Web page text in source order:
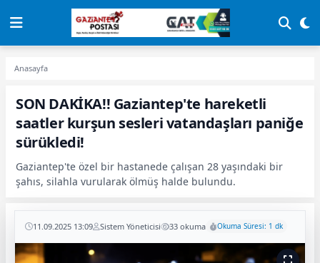
Anasayfa
SON DAKİKA!! Gaziantep'te hareketli
saatler kurşun sesleri vatandaşları paniğe
sürükledi!
Gaziantep'te özel bir hastanede çalışan 28 yaşındaki bir
şahıs, silahla vurularak ölmüş halde bulundu.
11.09.2025 13:09 Sistem Yöneticisi 33 okuma Okuma Süresi: 1 dk